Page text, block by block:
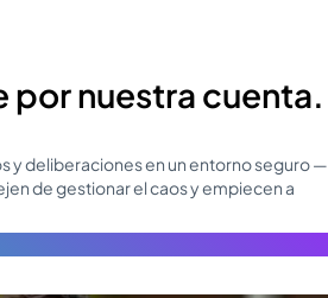
nuestra cuenta.
y deliberaciones en un entorno seguro —
de gestionar el caos y empiecen a